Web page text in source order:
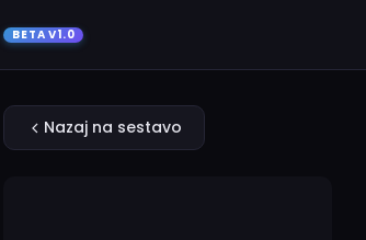
BETA V1.0
Nazaj na sestavo